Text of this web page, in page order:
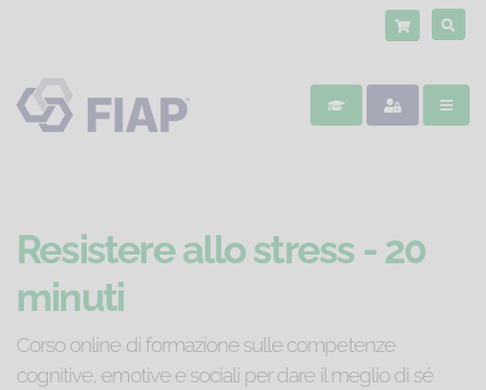
Resistere allo stress - 20
minuti
Corso online di formazione sulle competenze
cognitive, emotive e sociali per dare il meglio di sé